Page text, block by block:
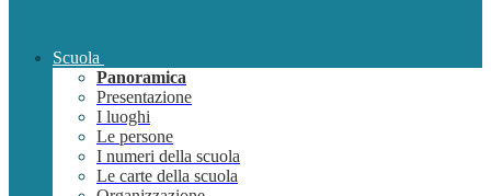
Scuola
Panoramica
Presentazione
I luoghi
Le persone
I numeri della scuola
Le carte della scuola